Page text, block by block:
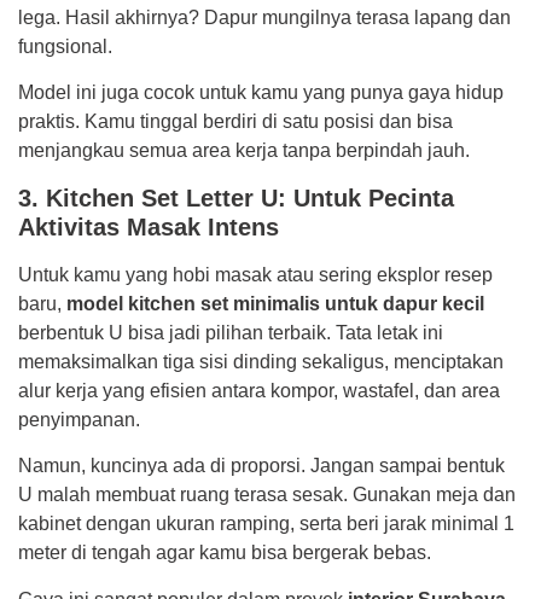
lega. Hasil akhirnya? Dapur mungilnya terasa lapang dan
fungsional.
Model ini juga cocok untuk kamu yang punya gaya hidup
praktis. Kamu tinggal berdiri di satu posisi dan bisa
menjangkau semua area kerja tanpa berpindah jauh.
3. Kitchen Set Letter U: Untuk Pecinta
Aktivitas Masak Intens
Untuk kamu yang hobi masak atau sering eksplor resep
baru, model kitchen set minimalis untuk dapur kecil
berbentuk U bisa jadi pilihan terbaik. Tata letak ini
memaksimalkan tiga sisi dinding sekaligus, menciptakan
alur kerja yang efisien antara kompor, wastafel, dan area
penyimpanan.
Namun, kuncinya ada di proporsi. Jangan sampai bentuk
U malah membuat ruang terasa sesak. Gunakan meja dan
kabinet dengan ukuran ramping, serta beri jarak minimal 1
meter di tengah agar kamu bisa bergerak bebas.